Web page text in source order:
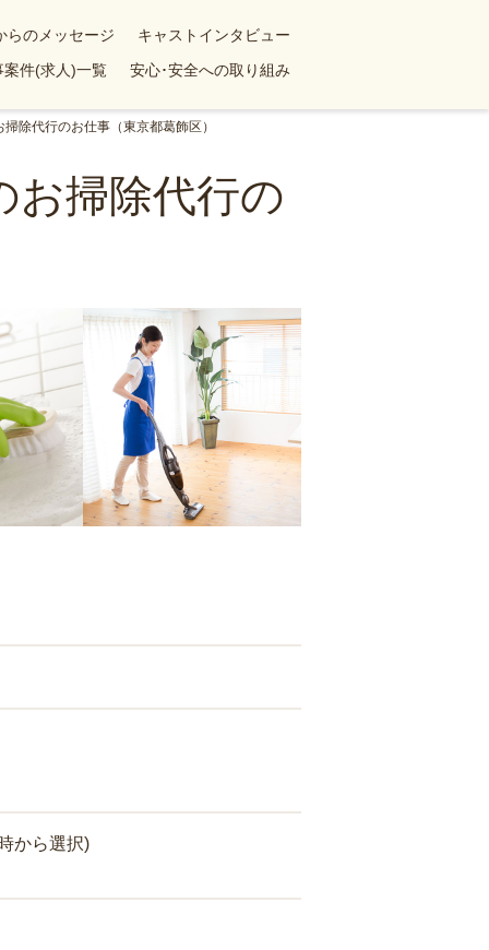
らのメッセージ
キャストインタビュー
案件(求人)一覧 安心･安全への取り組み
除代行のお仕事（東京都葛飾区）
お掃除代行の
から選択)